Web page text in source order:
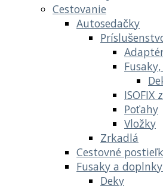
Cestovanie
Autosedačky
ISOFIX
Poťahy
Vložky
Zrkadlá
Cestovné
Fusaky a
Deky